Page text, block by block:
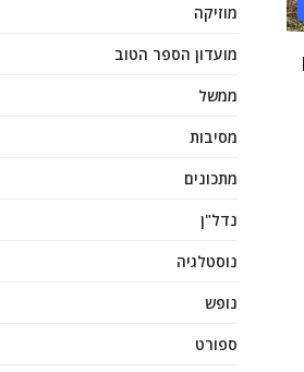
מוזיקה
מועדון הספר הטוב
ממשל
מסיבות
מתכונים
נדל"ן
נוסטלגיה
נופש
ספורט